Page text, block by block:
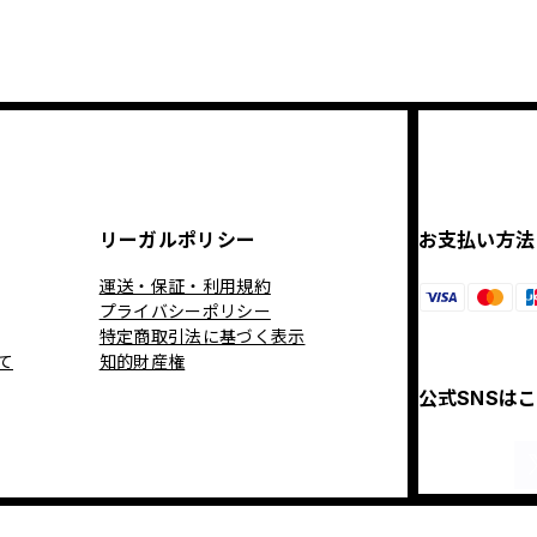
リーガルポリシー
運送・保証・利用規約
プライバシーポリシー
特定商取引法に基づく表示
知的財産権
お支払い方法
公式SNSは